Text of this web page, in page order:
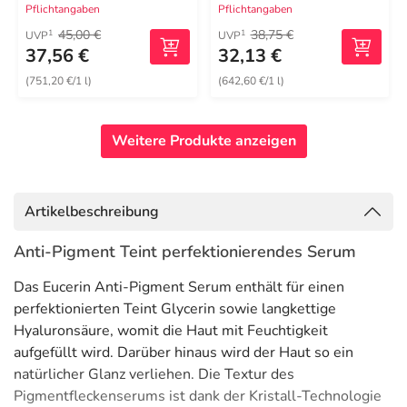
Pflichtangaben
UVP1 45,00 €
37,56 €
(751,20 €/1 l)
Pflichtangaben
UVP1 38,75 €
32,13 €
(642,60 €/1 l)
Weitere Produkte anzeigen
Artikelbeschreibung
Anti-Pigment Teint perfektionierendes Serum
Das Eucerin Anti-Pigment Serum enthält für einen
perfektionierten Teint Glycerin sowie langkettige
Hyaluronsäure, womit die Haut mit Feuchtigkeit
aufgefüllt wird. Darüber hinaus wird der Haut so ein
natürlicher Glanz verliehen. Die Textur des
Pigmentfleckenserums ist dank der Kristall-Technologie